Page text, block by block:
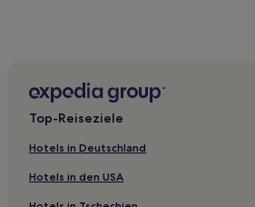
Top-Reiseziele
Hotels in Deutschland
Hotels in den USA